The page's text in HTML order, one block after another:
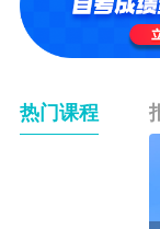
热门课程